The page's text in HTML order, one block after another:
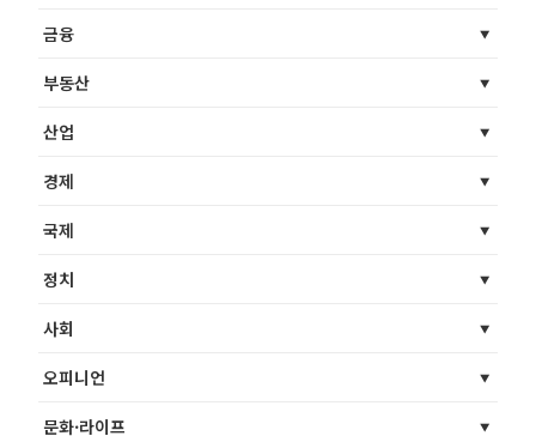
금융
부동산
산업
경제
국제
정치
사회
오피니언
문화·라이프